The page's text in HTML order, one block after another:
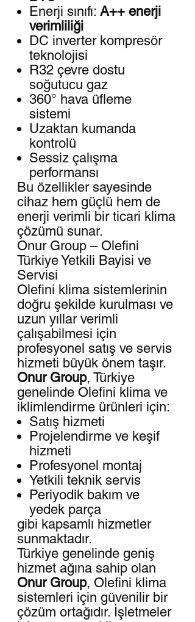
Enerji sınıfı: A++ enerji
verimliliği
DC inverter kompresör
teknolojisi
R32 çevre dostu
soğutucu gaz
360° hava üfleme
sistemi
Uzaktan kumanda
kontrolü
Sessiz çalışma
performansı
Bu özellikler sayesinde
cihaz hem güçlü hem de
enerji verimli bir ticari klima
çözümü sunar.
Onur Group – Olefini
Türkiye Yetkili Bayisi ve
Servisi
Olefini klima sistemlerinin
doğru şekilde kurulması ve
uzun yıllar verimli
çalışabilmesi için
profesyonel satış ve servis
hizmeti büyük önem taşır.
Onur Group, Türkiye
genelinde Olefini klima ve
iklimlendirme ürünleri için:
Satış hizmeti
Projelendirme ve keşif
hizmeti
Profesyonel montaj
Yetkili teknik servis
Periyodik bakım ve
yedek parça
gibi kapsamlı hizmetler
sunmaktadır.
Türkiye genelinde geniş
hizmet ağına sahip olan
Onur Group, Olefini klima
sistemleri için güvenilir bir
çözüm ortağıdır. İşletmeler